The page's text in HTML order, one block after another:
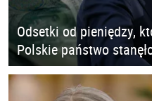
Odsetki od pieniędzy,
Polskie państwo